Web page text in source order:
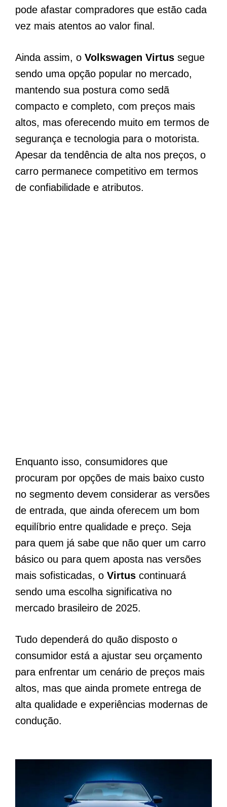
pode afastar compradores que estão cada
vez mais atentos ao valor final.
Ainda assim, o Volkswagen Virtus segue
sendo uma opção popular no mercado,
mantendo sua postura como sedã
compacto e completo, com preços mais
altos, mas oferecendo muito em termos de
segurança e tecnologia para o motorista.
Apesar da tendência de alta nos preços, o
carro permanece competitivo em termos
de confiabilidade e atributos.
Enquanto isso, consumidores que
procuram por opções de mais baixo custo
no segmento devem considerar as versões
de entrada, que ainda oferecem um bom
equilíbrio entre qualidade e preço. Seja
para quem já sabe que não quer um carro
básico ou para quem aposta nas versões
mais sofisticadas, o Virtus continuará
sendo uma escolha significativa no
mercado brasileiro de 2025.
Tudo dependerá do quão disposto o
consumidor está a ajustar seu orçamento
para enfrentar um cenário de preços mais
altos, mas que ainda promete entrega de
alta qualidade e experiências modernas de
condução.